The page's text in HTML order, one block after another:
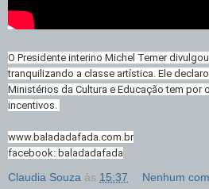
O Presidente interino Michel Temer
tranquilizando a classe artística. Ele
Ministérios da Cultura e Educação tem por
incentivos.
www.baladadafada.com.br
facebook: baladadafada
Claudia Souza às 15:37 Nenhum